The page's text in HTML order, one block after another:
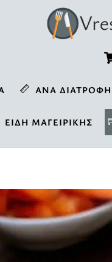
ΑΝΆ ΔΙΑΤΡΟΦΉ
ΕΊΔΗ ΜΑΓΕΙΡΙΚΉΣ